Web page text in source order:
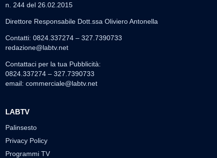
n. 244 del 26.02.2015
Direttore Responsabile Dott.ssa Oliviero Antonella
Contatti: 0824.337274 – 327.7390733
redazione@labtv.net
Contattaci per la tua Pubblicità:
0824.337274 – 327.7390733
email: commerciale@labtv.net
LABTV
Palinsesto
Privacy Policy
Programmi TV